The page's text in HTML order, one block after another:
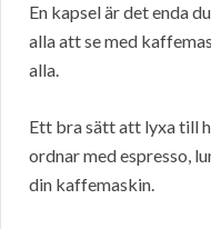
En kapsel är det enda
alla att se med
alla.
Ett bra sätt att lyxa till
ordnar med espresso,
din kaffemaskin.